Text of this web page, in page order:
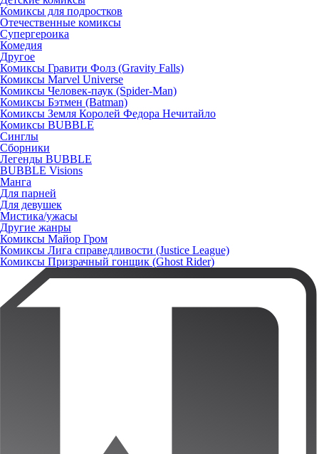
Комиксы для подростков
Отечественные комиксы
Супергероика
Комедия
Другое
Комиксы Гравити Фолз (Gravity Falls)
Комиксы Marvel Universe
Комиксы Человек-паук (Spider-Man)
Комиксы Бэтмен (Batman)
Комиксы Земля Королей Федора Нечитайло
Комиксы BUBBLE
Синглы
Сборники
Легенды BUBBLE
BUBBLE Visions
Манга
Для парней
Для девушек
Мистика/ужасы
Другие жанры
Комиксы Майор Гром
Комиксы Лига справедливости (Justice League)
Комиксы Призрачный гонщик (Ghost Rider)